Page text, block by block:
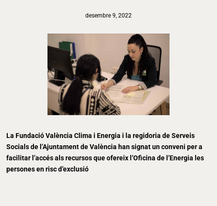
desembre 9, 2022
La Fundació València Clima i Energia i la regidoria de Serveis
Socials de l’Ajuntament de València han signat un conveni per a
facilitar l’accés als recursos que ofereix l’Oficina de l’Energia les
persones en risc d’exclusió